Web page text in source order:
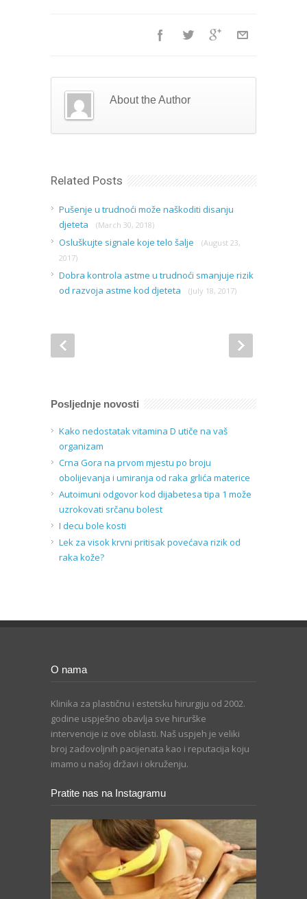
About the Author
Related Posts
Pušenje u trudnoći može naškoditi disanju
djeteta
(March 30, 2018)
Osluškujte signale koje telo šalje
(August 23,
2017)
Dobra kontrola astme u trudnoći smanjuje rizik
od razvoja astme kod djeteta
(July 18, 2017)
Posljednje novosti
Kako nedostatak vitamina D utiče na vaš
organizam
Crna Gora na prvom mjestu po broju
obolijevanja i umiranja od raka grlića materice
Autoimuni odgovor kod dijabetesa tipa 1 može
uzrokovati srčanu bolest
I decu bole kosti
Lek za visok krvni pritisak povećava rizik od
raka kože?
O nama
Klinika za plastičnu i estetsku hirurgiju od 2002.
godine uspješno obavlja sve hirurške
intervencije iz ove oblasti. Naš uspjeh je veliki
broj zadovoljnih pacijenata kao i reputacija koju
imamo u našoj državi i okruženju.
Pratite nas na Instagramu